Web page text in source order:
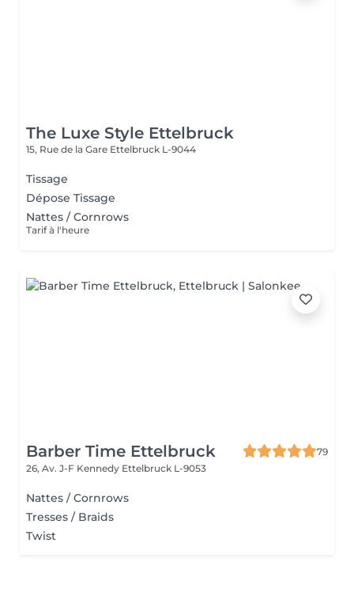
The Luxe Style Ettelbruck
15, Rue de la Gare Ettelbruck L-9044
Tissage
Dépose Tissage
Nattes / Cornrows
Tarif à l'heure
Barber Time Ettelbruck
79
26, Av. J-F Kennedy Ettelbruck L-9053
Nattes / Cornrows
Tresses / Braids
Twist